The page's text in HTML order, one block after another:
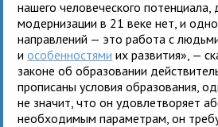
нашего человеческого потенциала,
модернизации в 21 веке нет, и
направлений — это работа с
иособенностями их развития», —
законе об образовании
прописаны условия образования,
не значит, что он удовлетворяет
необходимым параметрам, он